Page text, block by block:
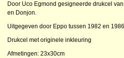
Door Uco Egmond gesigneerde drukcel
en Donjon.
Uitgegeven door Eppo tussen 1982 en 1986
Drukcel met originele inkleuring
Afmetingen: 23x30cm